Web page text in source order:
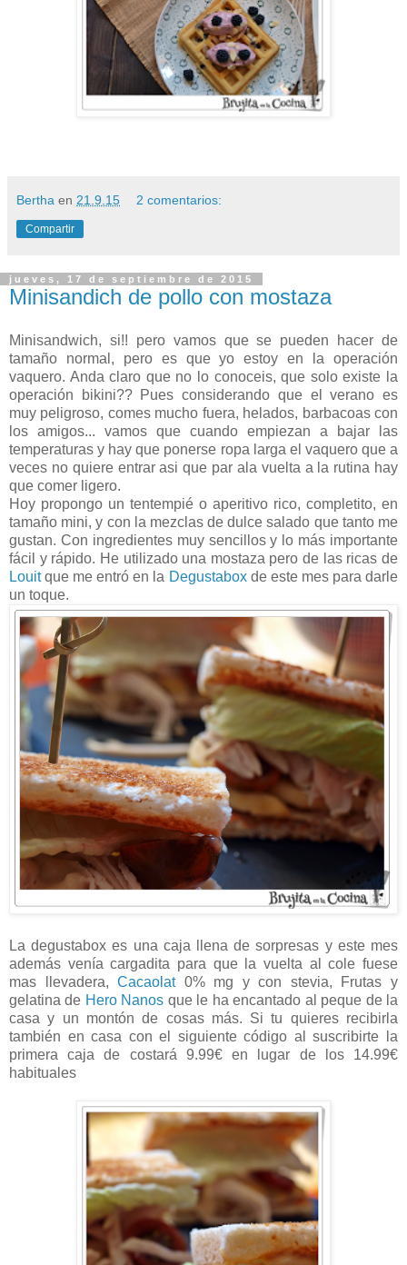
Bertha en 21.9.15 2 comentarios:
Compartir
jueves, 17 de septiembre de 2015
Minisandich de pollo con mostaza
Minisandwich, si!! pero vamos que se pueden hacer de
tamaño normal, pero es que yo estoy en la operación
vaquero. Anda claro que no lo conoceis, que solo existe la
operación bikini?? Pues considerando que el verano es
muy peligroso, comes mucho fuera, helados, barbacoas con
los amigos... vamos que cuando empiezan a bajar las
temperaturas y hay que ponerse ropa larga el vaquero que a
veces no quiere entrar asi que par ala vuelta a la rutina hay
que comer ligero.
Hoy propongo un tentempié o aperitivo rico, completito, en
tamaño mini, y con la mezclas de dulce salado que tanto me
gustan. Con ingredientes muy sencillos y lo más importante
fácil y rápido. He utilizado una mostaza pero de las ricas de
Louitque me entró en la Degustaboxde este mes para darle
un toque.
La degustabox es una caja llena de sorpresas y este mes
además venía cargadita para que la vuelta al cole fuese
mas llevadera,Cacaolat0% mg y con stevia, Frutas y
gelatina de Hero Nanos que le ha encantado al peque de la
casa y un montón de cosas más. Si tu quieres recibirla
también en casa con el siguiente código al suscribirte la
primera caja de costará 9.99€ en lugar de los 14.99€
habituales